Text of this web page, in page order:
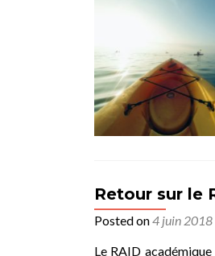
Retour sur le
Posted on4 juin 2018
Le RAID